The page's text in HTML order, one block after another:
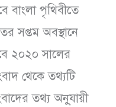
বাংলা পৃথিবীতে
সপ্তম অবস্থানে
২০২০ সালের
থেকে তথ্যটি
তথ্য অনু্যায়ী